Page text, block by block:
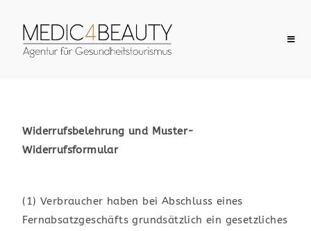
Widerrufsbelehrung und Muster-
Widerrufsformular
(1) Verbraucher haben bei Abschluss eines
Fernabsatzgeschäfts grundsätzlich ein gesetzliches